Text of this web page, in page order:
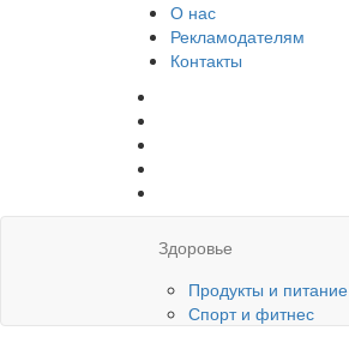
О нас
Рекламодателям
Контакты
Здоровье
Продукты и питание
Спорт и фитнес